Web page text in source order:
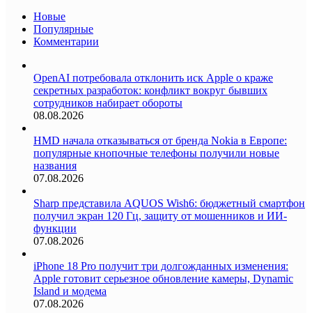
Новые
Популярные
Комментарии
OpenAI потребовала отклонить иск Apple о краже
секретных разработок: конфликт вокруг бывших
сотрудников набирает обороты
08.08.2026
HMD начала отказываться от бренда Nokia в Европе:
популярные кнопочные телефоны получили новые
названия
07.08.2026
Sharp представила AQUOS Wish6: бюджетный смартфон
получил экран 120 Гц, защиту от мошенников и ИИ-
функции
07.08.2026
iPhone 18 Pro получит три долгожданных изменения:
Apple готовит серьезное обновление камеры, Dynamic
Island и модема
07.08.2026